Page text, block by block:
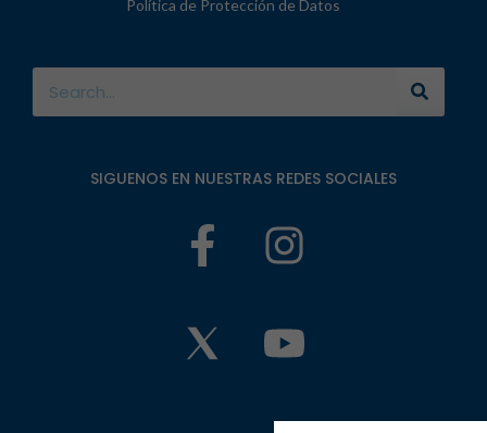
Política de Protección de Datos
SIGUENOS EN NUESTRAS REDES SOCIALES